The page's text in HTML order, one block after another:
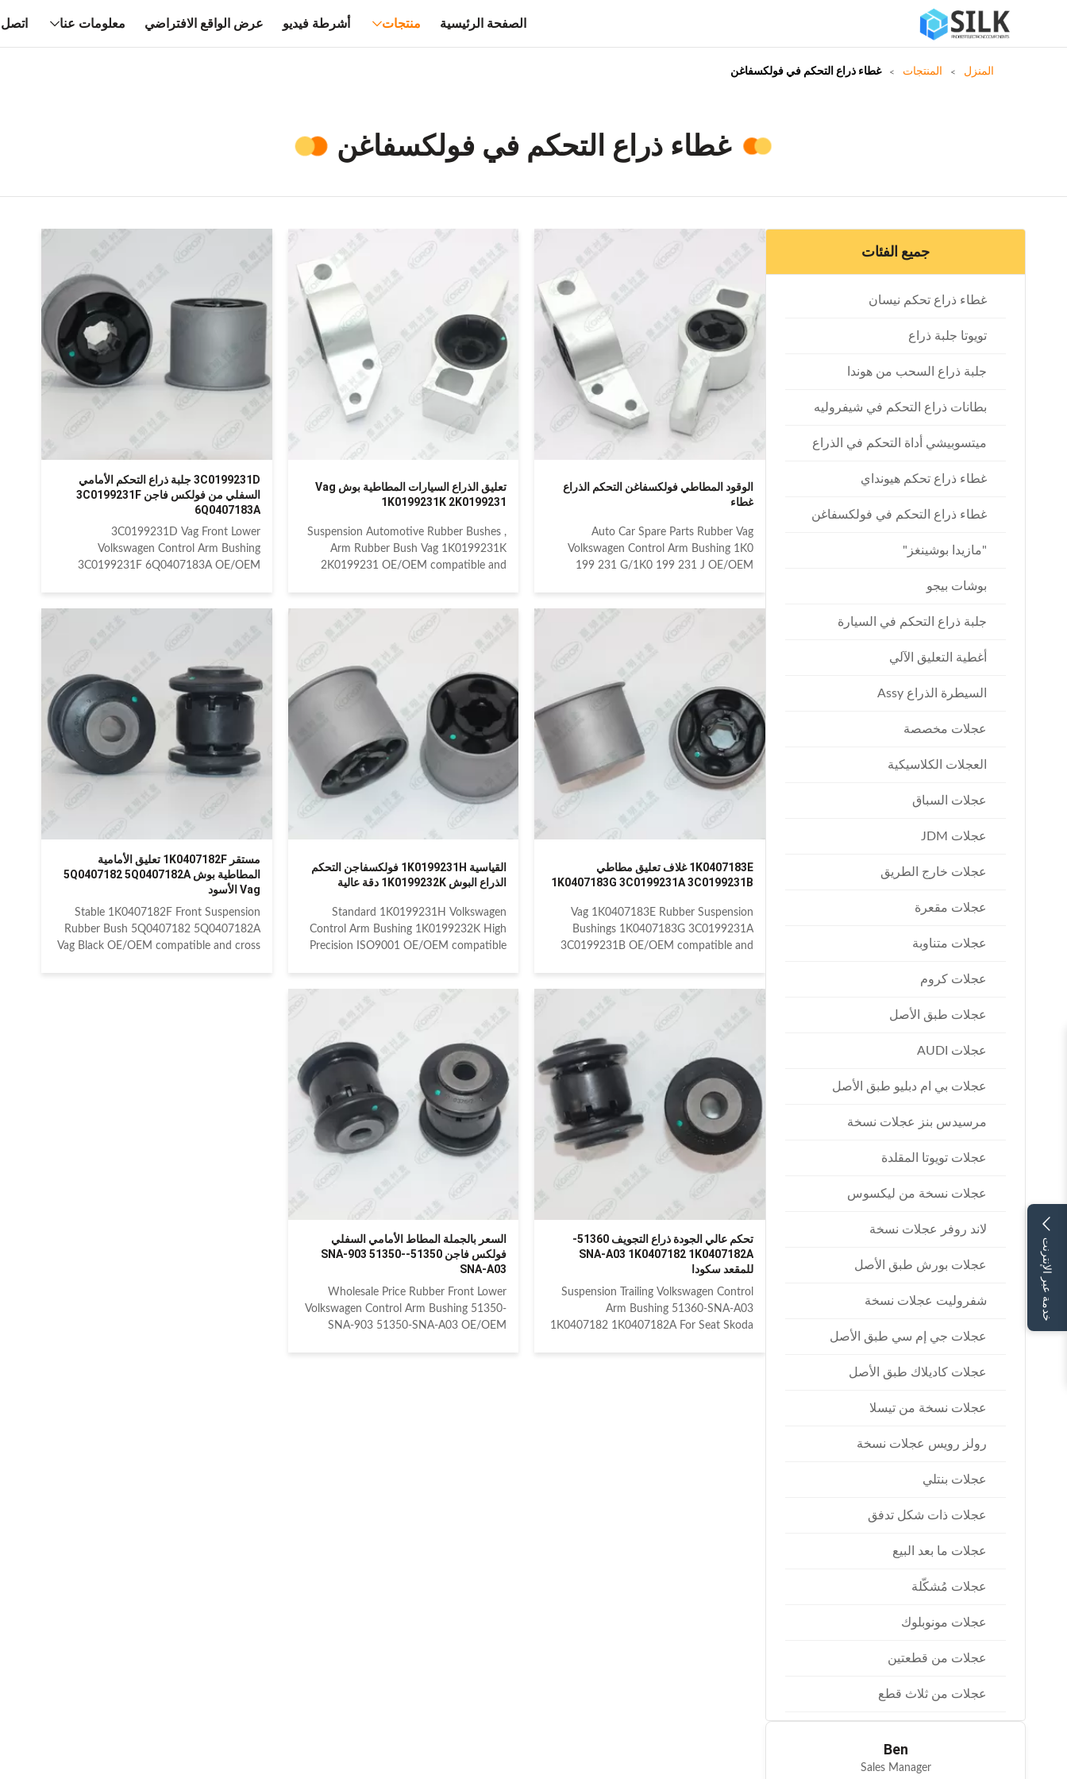
الصفحة الرئيسية منتجات أشرطة فيديو عرض الواقع الافتراضي معلومات عنا اتصل
خدمة عبر الإنترنت
المنزل المنتجات غطاء ذراع التحكم في فولكسفاغن
غطاء ذراع التحكم في فولكسفاغن
جميع الفئات
غطاء ذراع تحكم نيسان
تويوتا جلبة ذراع
جلبة ذراع السحب من هوندا
بطانات ذراع التحكم في شيفروليه
ميتسوبيشي أداة التحكم في الذراع
غطاء ذراع تحكم هيونداي
غطاء ذراع التحكم في فولكسفاغن
"مازيدا بوشينغز"
بوشات بيجو
جلبة ذراع التحكم في السيارة
أغطية التعليق الآلي
السيطرة الذراع Assy
عجلات مخصصة
العجلات الكلاسيكية
عجلات السباق
عجلات JDM
عجلات خارج الطريق
عجلات مقعرة
عجلات متناوبة
عجلات كروم
عجلات طبق الأصل
عجلات AUDI
عجلات بي ام دبليو طبق الأصل
مرسيدس بنز عجلات نسخة
عجلات تويوتا المقلدة
عجلات نسخة من ليكسوس
لاند روفر عجلات نسخة
عجلات بورش طبق الأصل
شفروليت عجلات نسخة
عجلات جي إم سي طبق الأصل
عجلات كاديلاك طبق الأصل
عجلات نسخة من تيسلا
رولز رويس عجلات نسخة
عجلات بنتلي
عجلات ذات شكل تدفق
عجلات ما بعد البيع
عجلات مُشكَّلة
عجلات مونوبلوك
عجلات من قطعتين
عجلات من ثلاث قطع
Ben
Sales Manager
الوقود المطاطي فولكسفاغن التحكم الذراع
غطاء
Auto Car Spare Parts Rubber Vag
Volkswagen Control Arm Bushing 1K0
199 231 G/1K0 199 231 J OE/OEM
Compatible car models: AUDI A3 8P
2013 SEAT ALTEA 5P1 2004-2015 SEAT
ALTEA XL 5P5 2006-2015 SEAT LEON
1P1 2005-2012 SEAT TOLEDO III 5P2
2004-2009 SKODA OCTAVIA II 2004-
2012 SKODA SUPERB II 2008-2015
SKODA YETI 2010 Detailed information
about
تعليق الذراع السيارات المطاطية بوش Vag
1K0199231K 2K0199231
Suspension Automotive Rubber Bushes ,
Arm Rubber Bush Vag 1K0199231K
2K0199231 OE/OEM compatible and
Compatible car models: VOLKSWAGEN
BEETLE II A5 2012 VOLKSWAGEN
CADDY V 2K# 2016 VOLKSWAGEN
CADDY III 2K# 2004-2010
VOLKSWAGEN EOS 2006-2016
VOLKSWAGEN GOLF VARIANT VII BA5
2013 VOLKSWAGEN GOLF VII 5G1 2012
VOLKSWAGEN GOLF V 1K1 2003-2008
VOLKSWAGEN GOLF V PLUS 5M1 2005-
3C0199231D جلبة ذراع التحكم الأمامي
السفلي من فولكس فاجن 3C0199231F
6Q0407183A
3C0199231D Vag Front Lower
Volkswagen Control Arm Bushing
3C0199231F 6Q0407183A OE/OEM
Mk1 6Y 1999-2007 SKODA FABIA Mk2
5J 2007-2014 SKODA ROOMSTER 5J
2006-2015 VOLKSWAGEN BEETLE II A5
2012 VOLKSWAGEN DERBY 9N2 2002-
2005 VOLKSWAGEN DERBY 9N5 2005-
2008 VOLKSWAGEN FOX 5Z1 2005
VOLKSWAGEN GOLF VII 5G1 2012
VOLKSWAGEN
1K0407183E غلاف تعليق مطاطي
1K0407183G 3C0199231A 3C0199231B
Vag 1K0407183E Rubber Suspension
Bushings 1K0407183G 3C0199231A
3C0199231B OE/OEM compatible and
2004-2015 SEAT ALTEA XL 5P5 2006-
2015 SEAT CORDOBA 6L2 2006-2010
SEAT CORDOBA III 2003-2009 SEAT
IBIZA III 6L1 2002-2008 SEAT LEON 1P1
2005-2012 SEAT TOLEDO III 5P2 2004-
2009 PRODUCT INFORMATION ITEM
Front control arm bushing
القياسية 1K0199231H فولكسفاجن التحكم
الذراع البوش 1K0199232K دقة عالية
Standard 1K0199231H Volkswagen
Control Arm Bushing 1K0199232K High
Precision ISO9001 OE/OEM compatible
1K0199232K Compatible car models:
Sportback 8P 2003-2013 AUDI Q3 2011
Detailed information about product as
follow: Delivery Time :3-15 days or based
on the quantities Packing : Neutral/
KOROP/Customized Warranty:10000
Miles Quality Contro:ISO 9001:2000
مستقر 1K0407182F تعليق الأمامية
المطاطية بوش 5Q0407182 5Q0407182A
Vag الأسود
Stable 1K0407182F Front Suspension
Rubber Bush 5Q0407182 5Q0407182A
Vag Black OE/OEM compatible and cross
تحكم عالي الجودة ذراع التجويف 51360-
SNA-A03 1K0407182 1K0407182A
للمقعد سكودا
Suspension Trailing Volkswagen Control
Arm Bushing 51360-SNA-A03
1K0407182 1K0407182A For Seat Skoda
السعر بالجملة المطاط الأمامي السفلي
فولكس فاجن 51350-SNA-903 51350-
SNA-A03
Wholesale Price Rubber Front Lower
Volkswagen Control Arm Bushing 51350-
SNA-903 51350-SNA-A03 OE/OEM